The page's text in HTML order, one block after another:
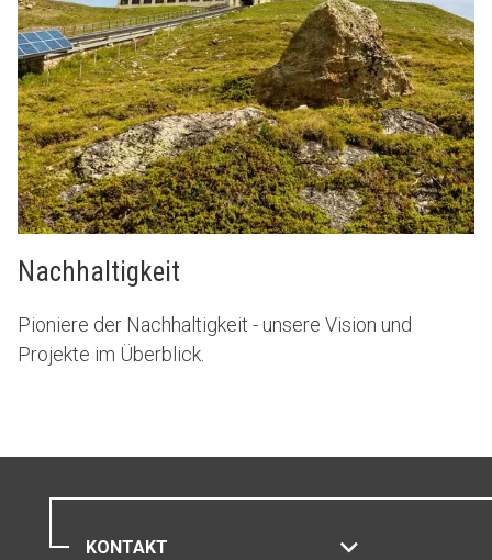
Nachhaltigkeit
Pioniere der Nachhaltigkeit - unsere Vision und
Projekte im Überblick.
KONTAKT